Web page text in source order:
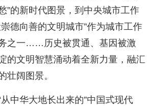
”的新时代图景，到中央城市工作
德向善的文明城市”作为城市工作
之一……历史被贯通、基因被激
的文明智慧涌动着全新力量，融汇
壮阔图景。
中华大地长出来的”中国式现代